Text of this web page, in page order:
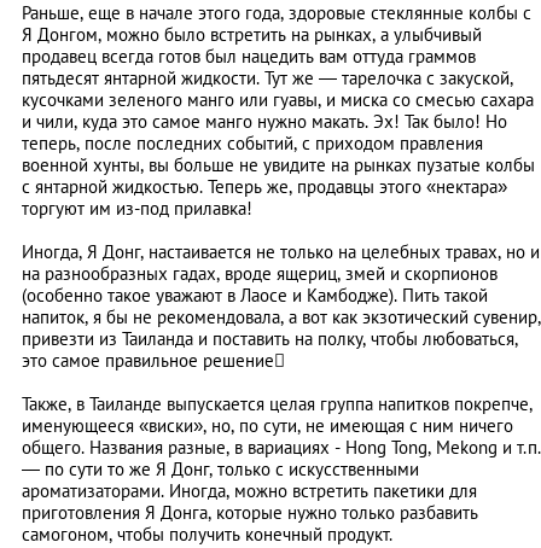
Раньше, еще в начале этого года, здоровые стеклянные колбы с
Я Донгом, можно было встретить на рынках, а улыбчивый
продавец всегда готов был нацедить вам оттуда граммов
пятьдесят янтарной жидкости. Тут же — тарелочка с закуской,
кусочками зеленого манго или гуавы, и миска со смесью сахара
и чили, куда это самое манго нужно макать. Эх! Так было! Но
теперь, после последних событий, с приходом правления
военной хунты, вы больше не увидите на рынках пузатые колбы
с янтарной жидкостью. Теперь же, продавцы этого «нектара»
торгуют им из-под прилавка!
Иногда, Я Донг, настаивается не только на целебных травах, но и
на разнообразных гадах, вроде ящериц, змей и скорпионов
(особенно такое уважают в Лаосе и Камбодже). Пить такой
напиток, я бы не рекомендовала, а вот как экзотический сувенир,
привезти из Таиланда и поставить на полку, чтобы любоваться,
это самое правильное решение
Также, в Таиланде выпускается целая группа напитков покрепче,
именующееся «виски», но, по сути, не имеющая с ним ничего
общего. Названия разные, в вариациях - Hong Tong, Mekong и т.п.
— по сути то же Я Донг, только с искусственными
ароматизаторами. Иногда, можно встретить пакетики для
приготовления Я Донга, которые нужно только разбавить
самогоном, чтобы получить конечный продукт.